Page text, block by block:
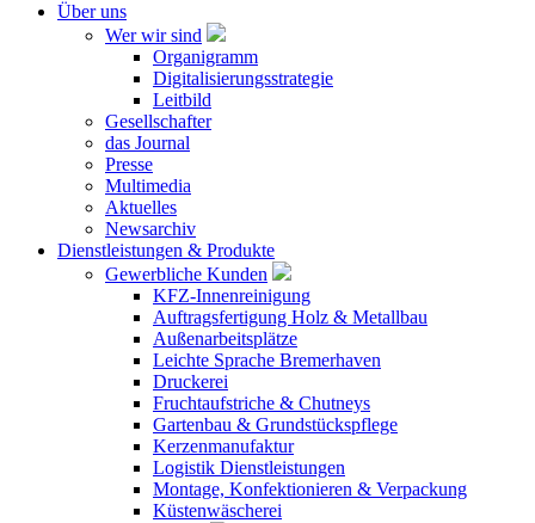
Über uns
Wer wir sind
Organigramm
Digitalisierungsstrategie
Leitbild
Gesellschafter
das Journal
Presse
Multimedia
Aktuelles
Newsarchiv
Dienstleistungen & Produkte
Gewerbliche Kunden
KFZ-Innenreinigung
Auftragsfertigung Holz & Metallbau
Außenarbeitsplätze
Leichte Sprache Bremerhaven
Druckerei
Fruchtaufstriche & Chutneys
Gartenbau & Grundstückspflege
Kerzenmanufaktur
Logistik Dienstleistungen
Montage, Konfektionieren & Verpackung
Küstenwäscherei